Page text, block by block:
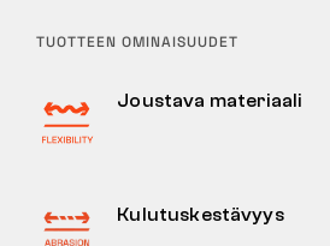
TUOTTEEN OMINAISUUDET
Joustava materiaali
Kulutuskestävyys